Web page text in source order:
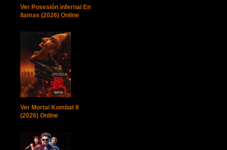
Ver Posesión infernal En
llamas (2026) Online
Ver Mortal Kombat II
(2026) Online